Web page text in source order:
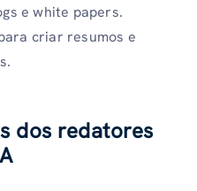
e white papers.
criar resumos e
dos redatores